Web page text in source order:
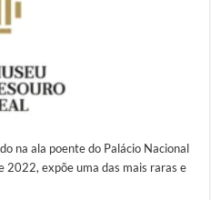
na ala poente do Palácio Nacional
2022, expõe uma das mais raras e